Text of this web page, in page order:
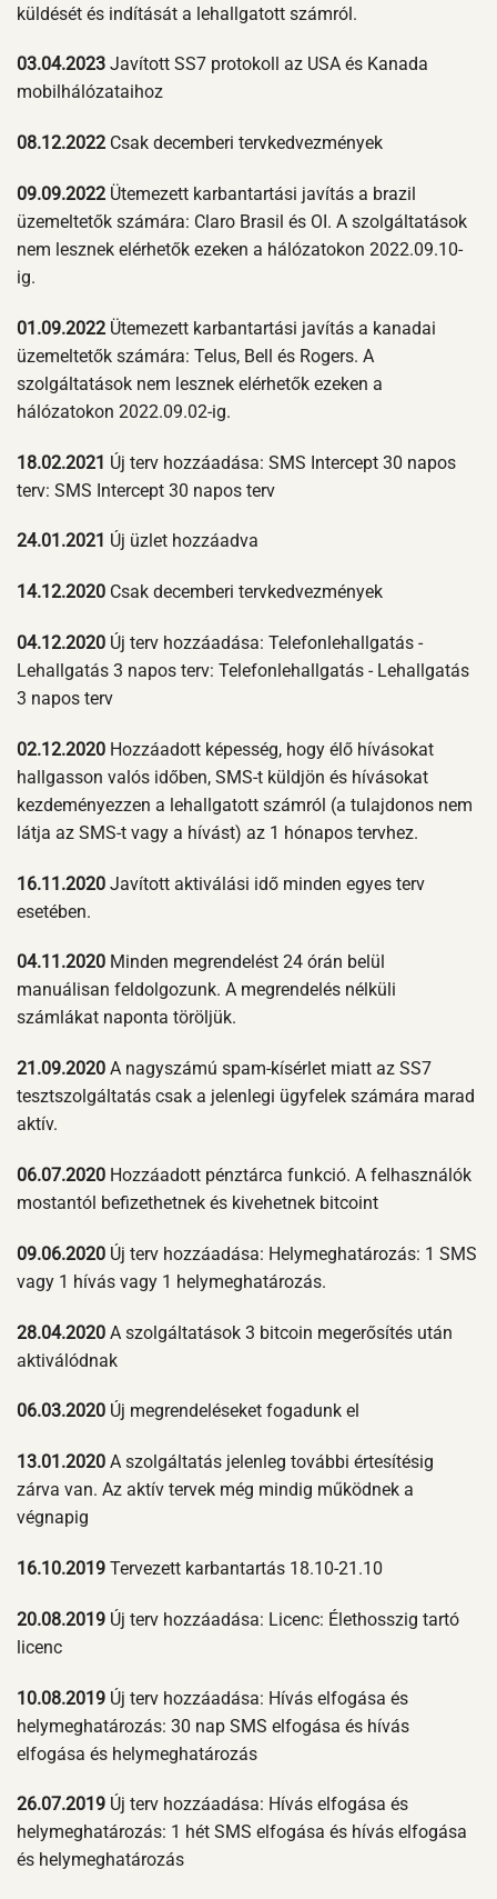
küldését és indítását a lehallgatott számról.
03.04.2023 Javított SS7 protokoll az USA és Kanada
mobilhálózataihoz
08.12.2022 Csak decemberi tervkedvezmények
09.09.2022 Ütemezett karbantartási javítás a brazil
üzemeltetők számára: Claro Brasil és OI. A szolgáltatások
nem lesznek elérhetők ezeken a hálózatokon 2022.09.10-
ig.
01.09.2022 Ütemezett karbantartási javítás a kanadai
üzemeltetők számára: Telus, Bell és Rogers. A
szolgáltatások nem lesznek elérhetők ezeken a
hálózatokon 2022.09.02-ig.
18.02.2021 Új terv hozzáadása: SMS Intercept 30 napos
terv: SMS Intercept 30 napos terv
24.01.2021 Új üzlet hozzáadva
14.12.2020 Csak decemberi tervkedvezmények
04.12.2020 Új terv hozzáadása: Telefonlehallgatás -
Lehallgatás 3 napos terv: Telefonlehallgatás - Lehallgatás
3 napos terv
02.12.2020 Hozzáadott képesség, hogy élő hívásokat
hallgasson valós időben, SMS-t küldjön és hívásokat
kezdeményezzen a lehallgatott számról (a tulajdonos nem
látja az SMS-t vagy a hívást) az 1 hónapos tervhez.
16.11.2020 Javított aktiválási idő minden egyes terv
esetében.
04.11.2020 Minden megrendelést 24 órán belül
manuálisan feldolgozunk. A megrendelés nélküli
számlákat naponta töröljük.
21.09.2020 A nagyszámú spam-kísérlet miatt az SS7
tesztszolgáltatás csak a jelenlegi ügyfelek számára marad
aktív.
06.07.2020 Hozzáadott pénztárca funkció. A felhasználók
mostantól befizethetnek és kivehetnek bitcoint
09.06.2020 Új terv hozzáadása: Helymeghatározás: 1 SMS
vagy 1 hívás vagy 1 helymeghatározás.
28.04.2020 A szolgáltatások 3 bitcoin megerősítés után
aktiválódnak
06.03.2020 Új megrendeléseket fogadunk el
13.01.2020 A szolgáltatás jelenleg további értesítésig
zárva van. Az aktív tervek még mindig működnek a
végnapig
16.10.2019 Tervezett karbantartás 18.10-21.10
20.08.2019 Új terv hozzáadása: Licenc: Élethosszig tartó
licenc
10.08.2019 Új terv hozzáadása: Hívás elfogása és
helymeghatározás: 30 nap SMS elfogása és hívás
elfogása és helymeghatározás
26.07.2019 Új terv hozzáadása: Hívás elfogása és
helymeghatározás: 1 hét SMS elfogása és hívás elfogása
és helymeghatározás